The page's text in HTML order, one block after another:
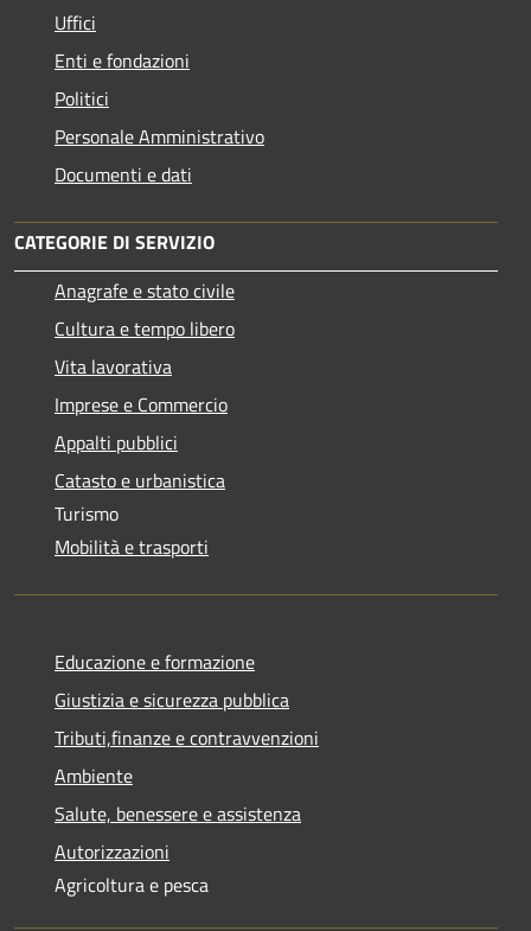
Uffici
Enti e fondazioni
Politici
Personale Amministrativo
Documenti e dati
CATEGORIE DI SERVIZIO
Anagrafe e stato civile
Cultura e tempo libero
Vita lavorativa
Imprese e Commercio
Appalti pubblici
Catasto e urbanistica
Turismo
Mobilità e trasporti
Educazione e formazione
Giustizia e sicurezza pubblica
Tributi,finanze e contravvenzioni
Ambiente
Salute, benessere e assistenza
Autorizzazioni
Agricoltura e pesca